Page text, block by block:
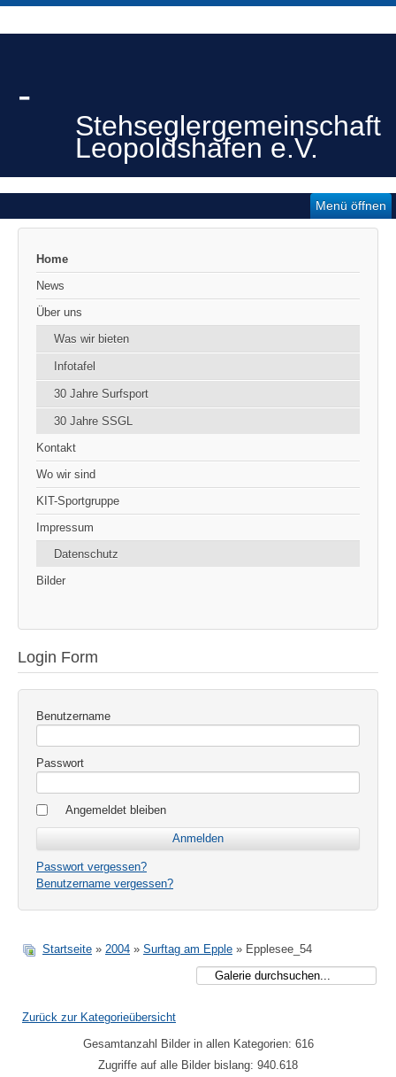
-
Stehseglergemeinschaft
Leopoldshafen e.V.
Menü öffnen
Home
News
Über uns
Was wir bieten
Infotafel
30 Jahre Surfsport
30 Jahre SSGL
Kontakt
Wo wir sind
KIT-Sportgruppe
Impressum
Datenschutz
Bilder
Login Form
Benutzername
Passwort
Angemeldet bleiben
Passwort vergessen?
Benutzername vergessen?
Startseite » 2004 » Surftag am Epple » Epplesee_54
Zurück zur Kategorieübersicht
Gesamtanzahl Bilder in allen Kategorien: 616
Zugriffe auf alle Bilder bislang: 940.618